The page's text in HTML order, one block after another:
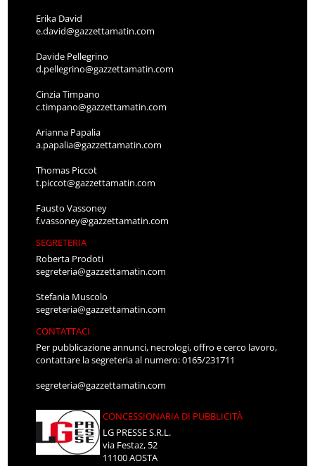
Erika David
e.david@gazzettamatin.com
Davide Pellegrino
d.pellegrino@gazzettamatin.com
Cinzia Timpano
c.timpano@gazzettamatin.com
Arianna Papalia
a.papalia@gazzettamatin.com
Thomas Piccot
t.piccot@gazzettamatin.com
Fausto Vassoney
f.vassoney@gazzettamatin.com
SEGRETERIA
Roberta Prodoti
segreteria@gazzettamatin.com
Stefania Muscolo
segreteria@gazzettamatin.com
CONTATTACI
Per pubblicazione annunci, necrologi, offro e cerco lavoro,
contattare la segreteria al numero: 0165/231711
segreteria@gazzettamatin.com
CONCESSIONARIA DI PUBBLICITÀ
LG PRESSE S.R.L.
via Festaz, 52
11100 AOSTA